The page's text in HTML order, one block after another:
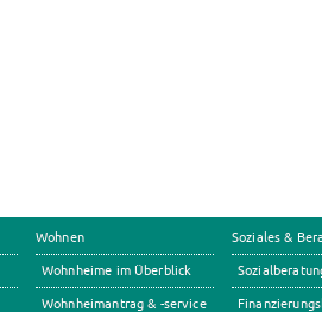
Wohnen
Wohnheime im Überblick
Wohnheimantrag & -service
Soziales &